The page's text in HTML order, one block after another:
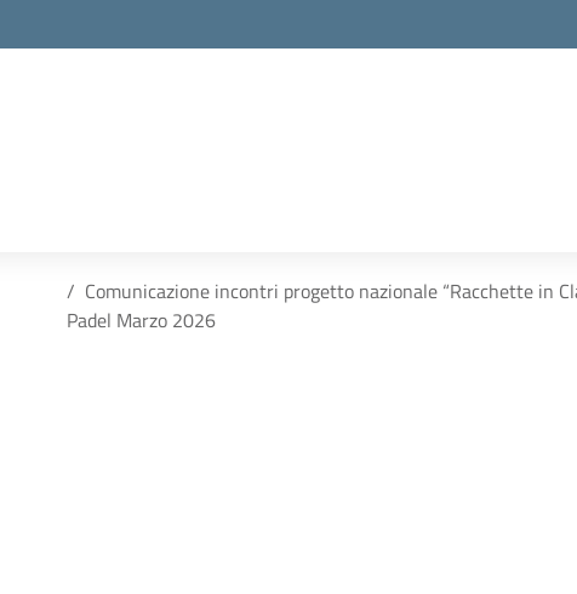
Comunicazione incontri progetto nazionale “Racchette in
Padel Marzo 2026